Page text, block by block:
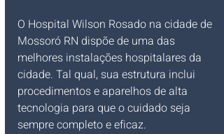
O Hospital Wilson Rosado na cidade de
Mossoró RN dispõe de uma das
melhores instalações hospitalares da
cidade. Tal qual, sua estrutura inclui
procedimentos e aparelhos de alta
tecnologia para que o cuidado seja
sempre completo e eficaz.